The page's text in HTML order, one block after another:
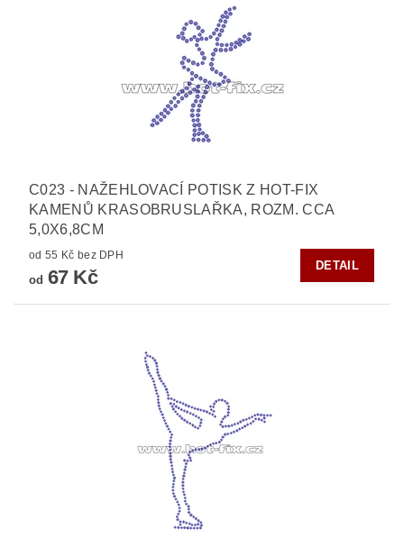
C023 - NAŽEHLOVACÍ POTISK Z HOT-FIX
KAMENŮ KRASOBRUSLAŘKA, ROZM. CCA
5,0X6,8CM
od 55 Kč bez DPH
od 67 Kč
DETAIL